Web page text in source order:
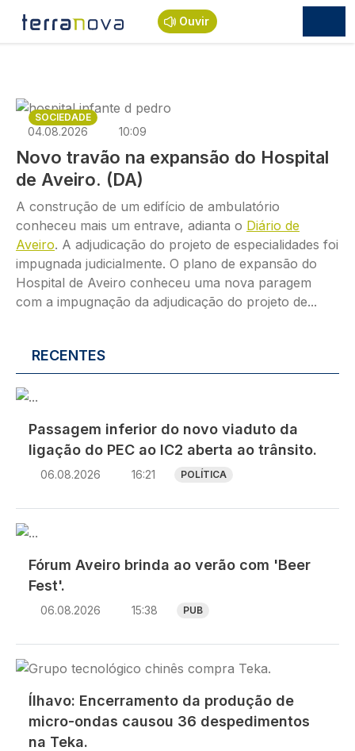
Passar para o conteúdo principal
Ouvir
Imagem
SOCIEDADE
04.08.2026 10:09
Novo travão na expansão do Hospital
de Aveiro. (DA)
A construção de um edifício de ambulatório
conheceu mais um entrave, adianta o Diário de
Aveiro. A adjudicação do projeto de especialidades foi
impugnada judicialmente. O plano de expansão do
Hospital de Aveiro conheceu uma nova paragem
com a impugnação da adjudicação do projeto de...
RECENTES
Imagem
Passagem inferior do novo viaduto da
ligação do PEC ao IC2 aberta ao trânsito.
06.08.2026 16:21 POLÍTICA
Imagem
Fórum Aveiro brinda ao verão com 'Beer
Fest'.
06.08.2026 15:38 PUB
Imagem
Ílhavo: Encerramento da produção de
micro-ondas causou 36 despedimentos
na Teka.